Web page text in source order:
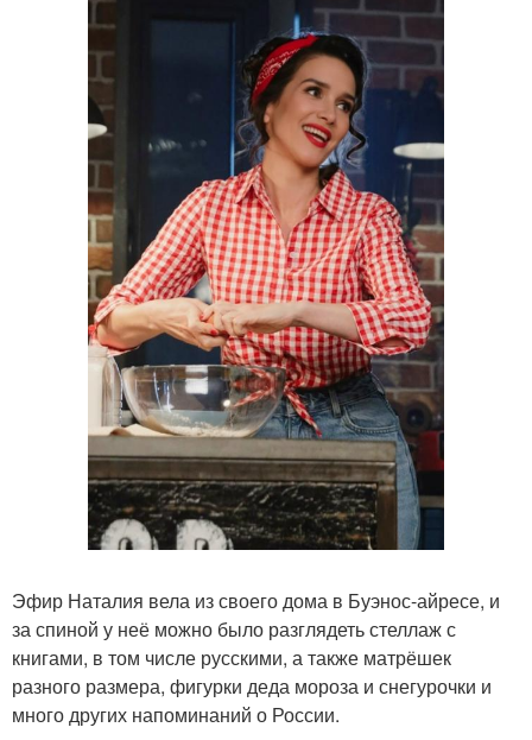
Эфир Наталия вела из своего дома в Буэнос-айресе, и
за спиной у неё можно было разглядеть стеллаж с
книгами, в том числе русскими, а также матрёшек
разного размера, фигурки деда мороза и снегурочки и
много других напоминаний о России.